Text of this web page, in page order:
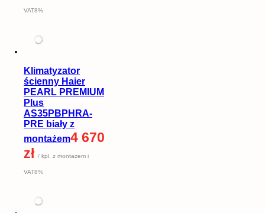
VAT8%
Klimatyzator
ścienny Haier
PEARL PREMIUM
Plus
AS35PBPHRA-
PRE biały z
montażem4 670
zł / kpl. z montażem i
VAT8%